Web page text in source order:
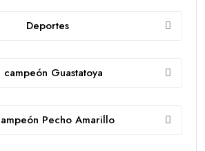
Deportes
campeón Guastatoya
Pecho Amarillo